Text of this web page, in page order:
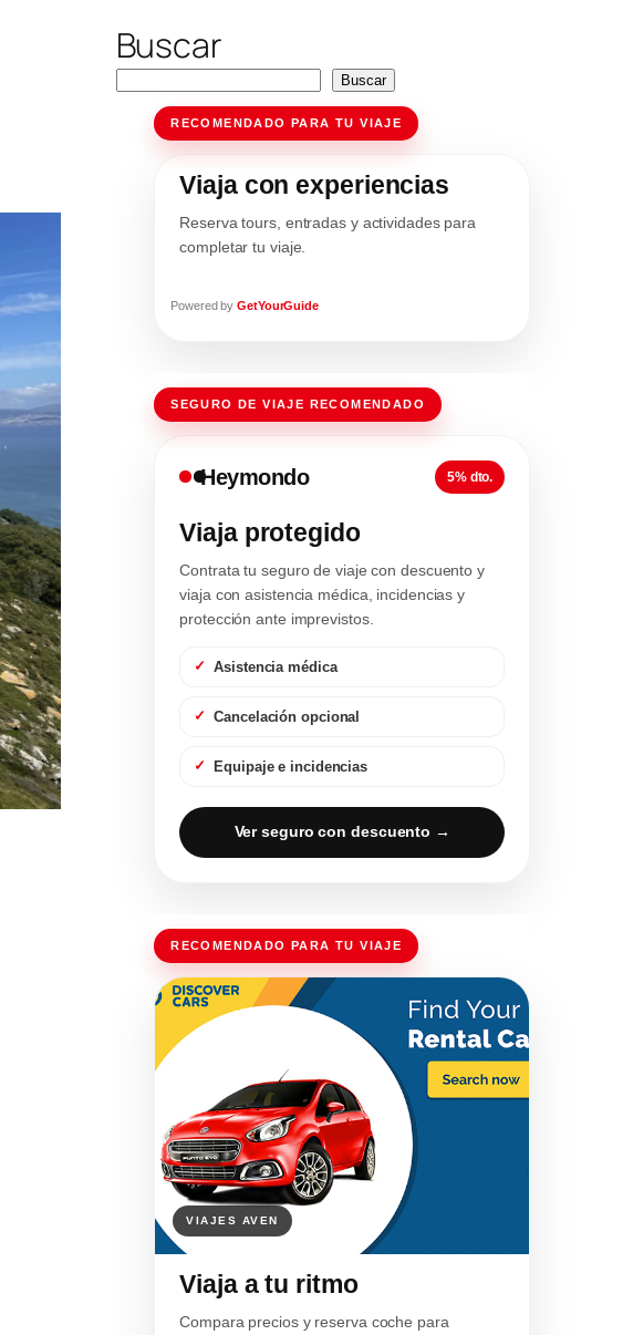
Buscar
Buscar
RECOMENDADO PARA TU VIAJE
Viaja con experiencias
Reserva tours, entradas y actividades para
completar tu viaje.
Powered byGetYourGuide
SEGURO DE VIAJE RECOMENDADO
Heymondo 5% dto.
Viaja protegido
Contrata tu seguro de viaje con descuento y
viaja con asistencia médica, incidencias y
protección ante imprevistos.
Asistencia médica
Cancelación opcional
Equipaje e incidencias
Ver seguro con descuento →
RECOMENDADO PARA TU VIAJE
Viaja a tu ritmo
Compara precios y reserva coche para